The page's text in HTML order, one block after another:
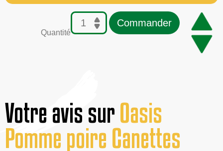
Quantité
Commander
Votre avis surOasis
Pomme poire Canettes